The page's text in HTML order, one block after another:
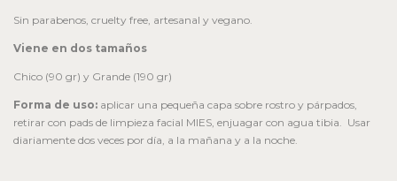
Sin parabenos, cruelty free, artesanal y vegano.
Viene en dos tamaños
Chico (90 gr) y Grande (190 gr)
Forma de uso: aplicar una pequeña capa sobre rostro y párpados,
retirar con pads de limpieza facial MIES, enjuagar con agua tibia. Usar
diariamente dos veces por día, a la mañana y a la noche.